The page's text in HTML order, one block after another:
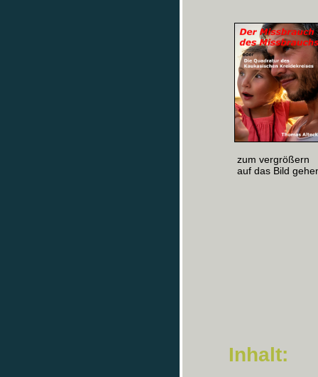
zum vergrößern
auf das Bild
Inhalt: